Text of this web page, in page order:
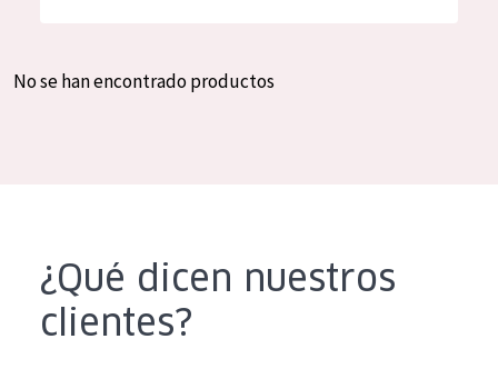
Crema de día
Crema de noche
Spanish
No se han encontrado productos
¿Qué dicen nuestros
clientes?